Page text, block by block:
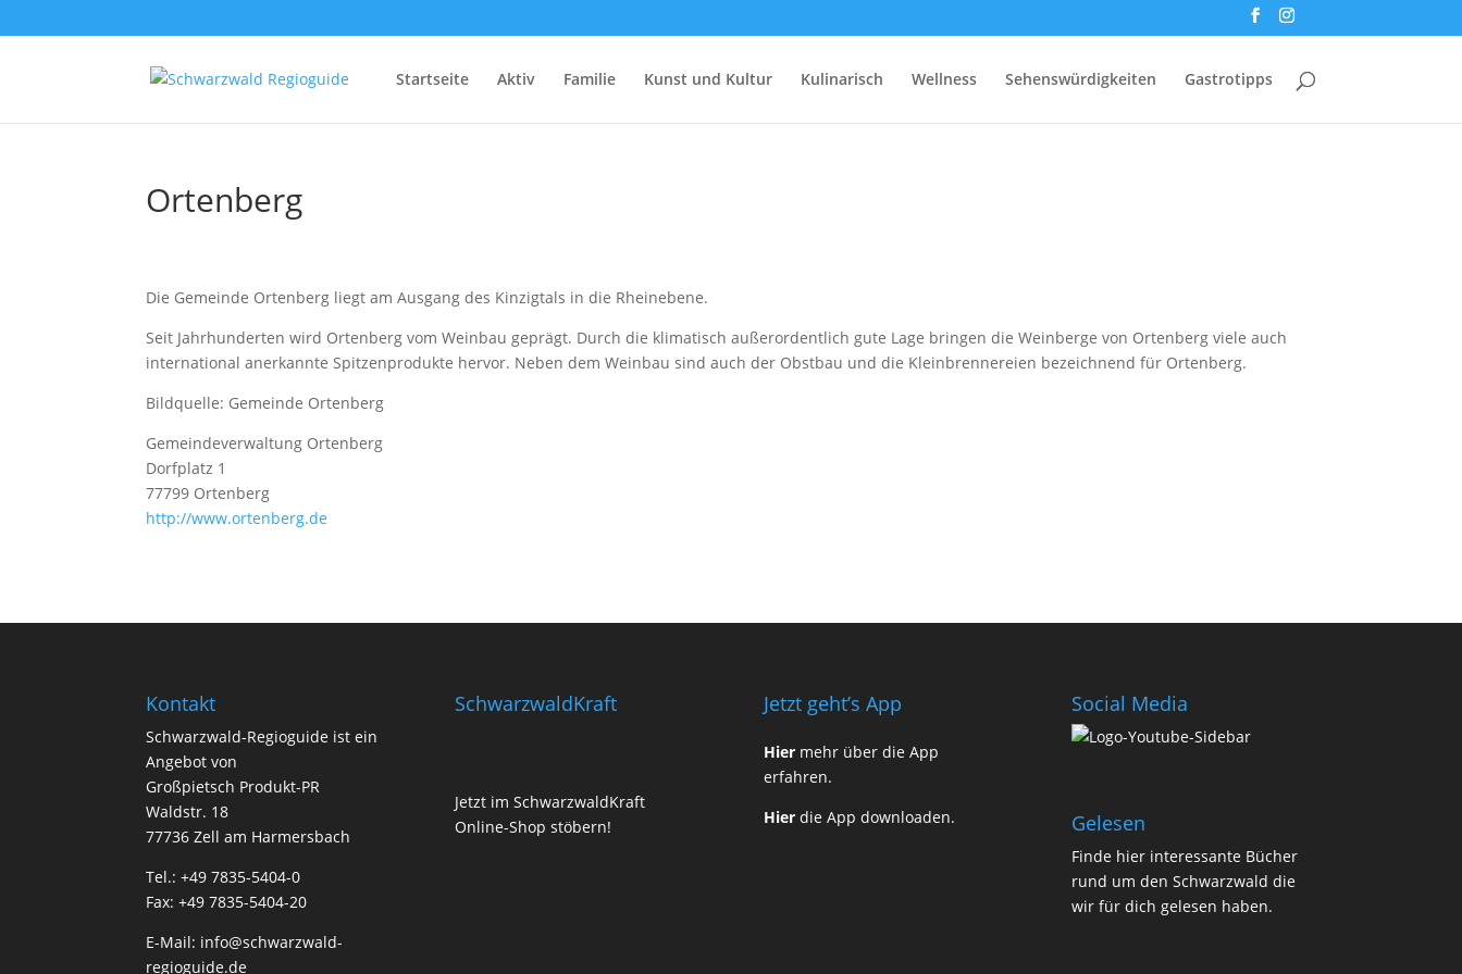
Startseite Aktiv Familie Kunst und Kultur Kulinarisch Wellness Sehenswürdigkeiten Gastrotipps
Ortenberg
Die Gemeinde Ortenberg liegt am Ausgang des Kinzigtals in die Rheinebene.
Seit Jahrhunderten wird Ortenberg vom Weinbau geprägt. Durch die klimatisch außerordentlich gute Lage bringen die Weinberge von Ortenberg viele auch
international anerkannte Spitzenprodukte hervor. Neben dem Weinbau sind auch der Obstbau und die Kleinbrennereien bezeichnend für Ortenberg.
Bildquelle: Gemeinde Ortenberg
Gemeindeverwaltung Ortenberg
Dorfplatz 1
77799 Ortenberg
http://www.ortenberg.de
Kontakt
Schwarzwald-Regioguide ist ein
Angebot von
Großpietsch Produkt-PR
Waldstr. 18
77736 Zell am Harmersbach
Tel.: +49 7835-5404-0
Fax: +49 7835-5404-20
E-Mail: info@schwarzwald-
regioguide.de
SchwarzwaldKraft
Jetzt im SchwarzwaldKraft
Online-Shop stöbern!
Jetzt geht’s App
Hiermehr über die App
erfahren.
Hierdie App downloaden.
Social Media
Gelesen
Finde hier interessante Bücher
rund um den Schwarzwald die
wir für dich gelesen haben.